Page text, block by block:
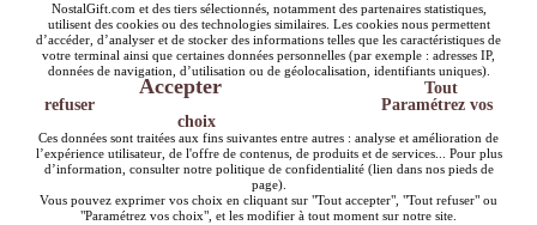
NostalGift.com et des tiers sélectionnés, notamment des partenaires statistiques,
utilisent des cookies ou des technologies similaires. Les cookies nous permettent
d’accéder, d’analyser et de stocker des informations telles que les caractéristiques de
votre terminal ainsi que certaines données personnelles (par exemple : adresses IP,
données de navigation, d’utilisation ou de géolocalisation, identifiants uniques).
Accepter
Tout
refuser
Paramétrez vos
choix
Ces données sont traitées aux fins suivantes entre autres : analyse et amélioration de
l’expérience utilisateur, de l'offre de contenus, de produits et de services... Pour plus
d’information, consulter notre politique de confidentialité (lien dans nos pieds de
page).
Vous pouvez exprimer vos choix en cliquant sur "Tout accepter", "Tout refuser" ou
"Paramétrez vos choix", et les modifier à tout moment sur notre site.